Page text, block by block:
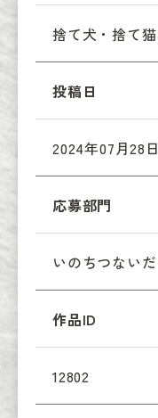
捨て犬・捨て
投稿日
2024年07月28日
応募部門
いのちつない
作品ID
12802